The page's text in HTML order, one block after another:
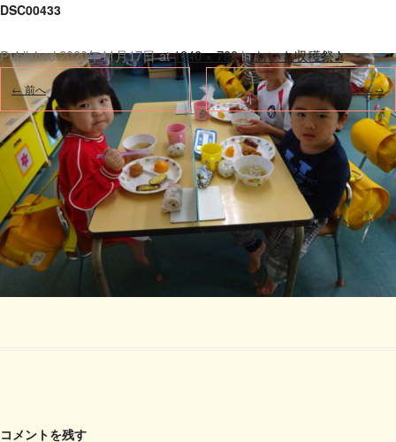
DSC00433
Published2020年11月17日at1040 × 780inおいも収穫祭♪.
← 前へ 次へ →
コメントを残す